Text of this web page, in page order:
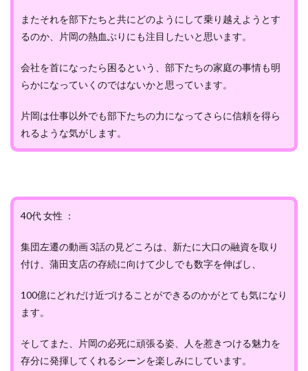
またそれを部下たちと共にどのようにして乗り越えようとす
るのか、片岡の熱血ぶりにも注目したいと思います。
会社を首になったら困るという、部下たちの家庭の事情も明
らかになっていくのではないかと思っています。
片岡は仕事以外でも部下たちの力になってさらに信頼を得ら
れるような気がします。
40代 女性 ：
集団左遷の動画 3話の見どころは、新たに大口の融資を取り
付け、蒲田支店の存続に向けて少しでも数字を伸ばし、
100億にどれだけ近づけることができるのかがとても気になり
ます。
そしてまた、片岡の必死に頑張る姿、人を惹きつける魅力を
存分に発揮してくれるシーンを楽しみにしています。